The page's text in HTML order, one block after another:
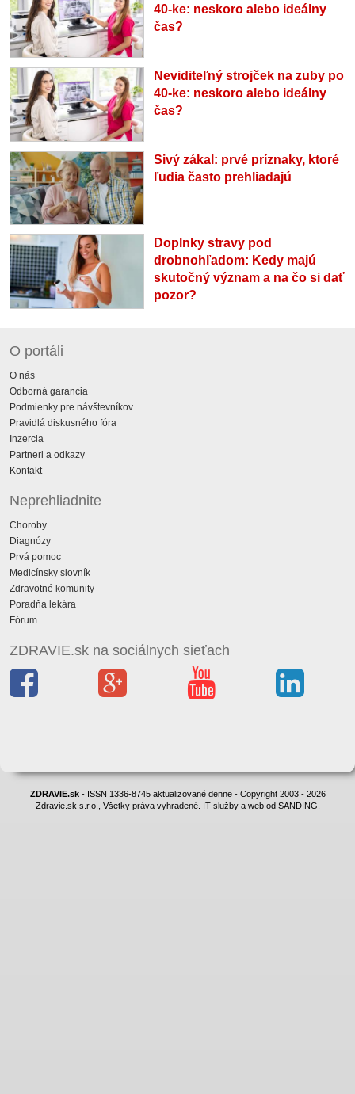
40-ke: neskoro alebo ideálny
čas?
Neviditeľný strojček na zuby po
40-ke: neskoro alebo ideálny
čas?
Sivý zákal: prvé príznaky, ktoré
ľudia často prehliadajú
Doplnky stravy pod
drobnohľadom: Kedy majú
skutočný význam a na čo si dať
pozor?
O portáli
O nás
Odborná garancia
Podmienky pre návštevníkov
Pravidlá diskusného fóra
Inzercia
Partneri a odkazy
Kontakt
Neprehliadnite
Choroby
Diagnózy
Prvá pomoc
Medicínsky slovník
Zdravotné komunity
Poradňa lekára
Fórum
ZDRAVIE.sk na sociálnych sieťach
ZDRAVIE.sk- ISSN 1336-8745 aktualizované denne - Copyright 2003 - 2026
Zdravie.sk s.r.o., Všetky práva vyhradené. IT služby a web od SANDING.